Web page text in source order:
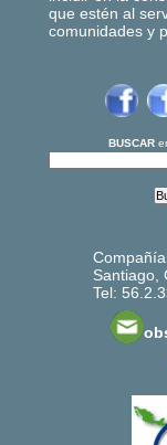
que estén al
comunidades y
BUSCAR
Santiago,
Tel: